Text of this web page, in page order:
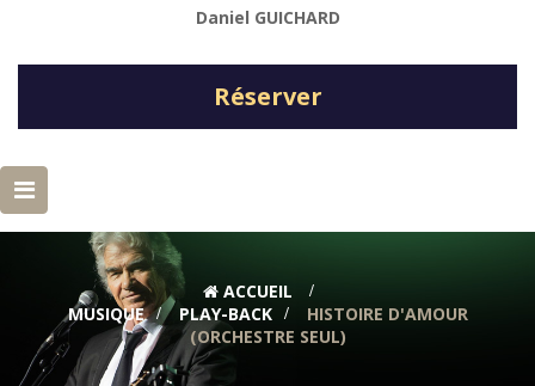
Daniel GUICHARD
Réserver
Basculer
la
navigation
ACCUEIL
>
MUSIQUE > PLAY-BACK >
HISTOIRE D'AMOUR
(ORCHESTRE SEUL)